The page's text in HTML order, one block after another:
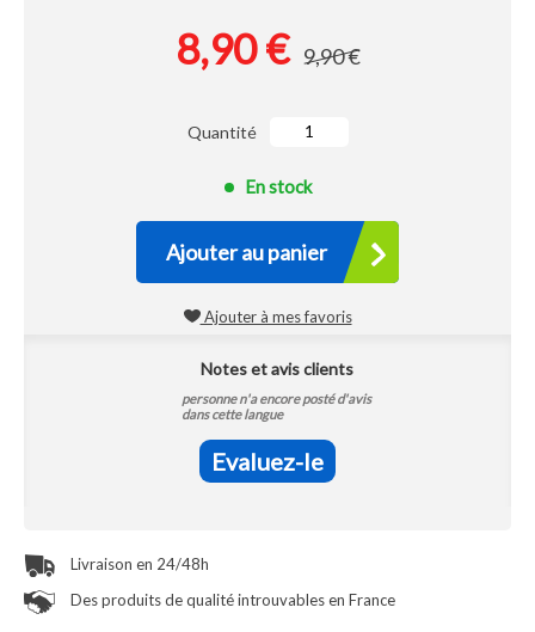
8,90 € 9,90 €
Quantité
En stock
Ajouter au panier
Ajouter à mes favoris
Notes et avis clients
personne n'a encore posté d'avis
dans cette langue
Evaluez-le
Livraison en 24/48h
Des produits de qualité introuvables en France